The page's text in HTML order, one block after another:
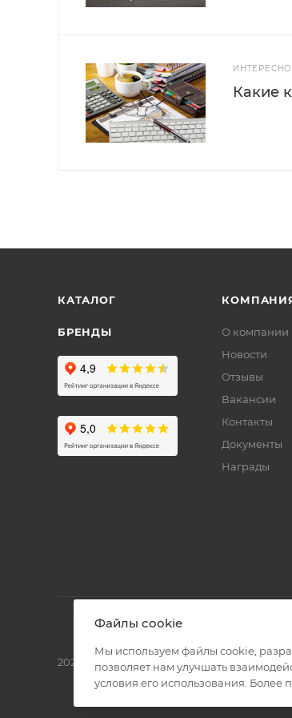
Какие
КАТАЛОГ
БРЕНДЫ
О компании
Новости
Отзывы
Вакансии
Контакты
Документы
Награды
2026 © Полиграф кит - интернет-магазин
Файлы cookie
Мы используем файлы cookie,
позволяет нам улучшать
условия его использования.